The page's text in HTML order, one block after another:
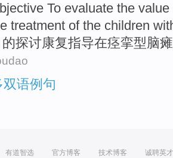
To evaluate the value
treatment of the children
的探讨康复指导在痉挛型脑
双语例句
有道智选 官方博客 技术博客 诚聘英才